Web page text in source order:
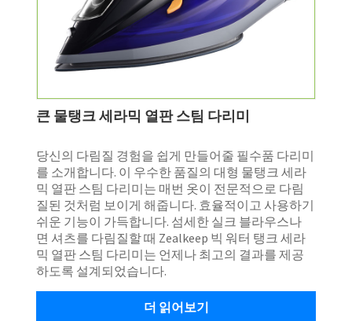
큰 물탱크 세라믹 열판 스팀 다리미
​당신의 다림질 경험을 쉽게 만들어줄 필수품 다리미
를 소개합니다. 이 우수한 품질의 대형 물탱크 세라
믹 열판 스팀 다리미는 매번 옷이 전문적으로 다림
질된 것처럼 보이게 해줍니다. 효율적이고 사용하기
쉬운 기능이 가득합니다. 섬세한 실크 블라우스나
면 셔츠를 다림질할 때 Zealkeep 빅 워터 탱크 세라
믹 열판 스팀 다리미는 언제나 최고의 결과를 제공
하도록 설계되었습니다.
더 읽어보기